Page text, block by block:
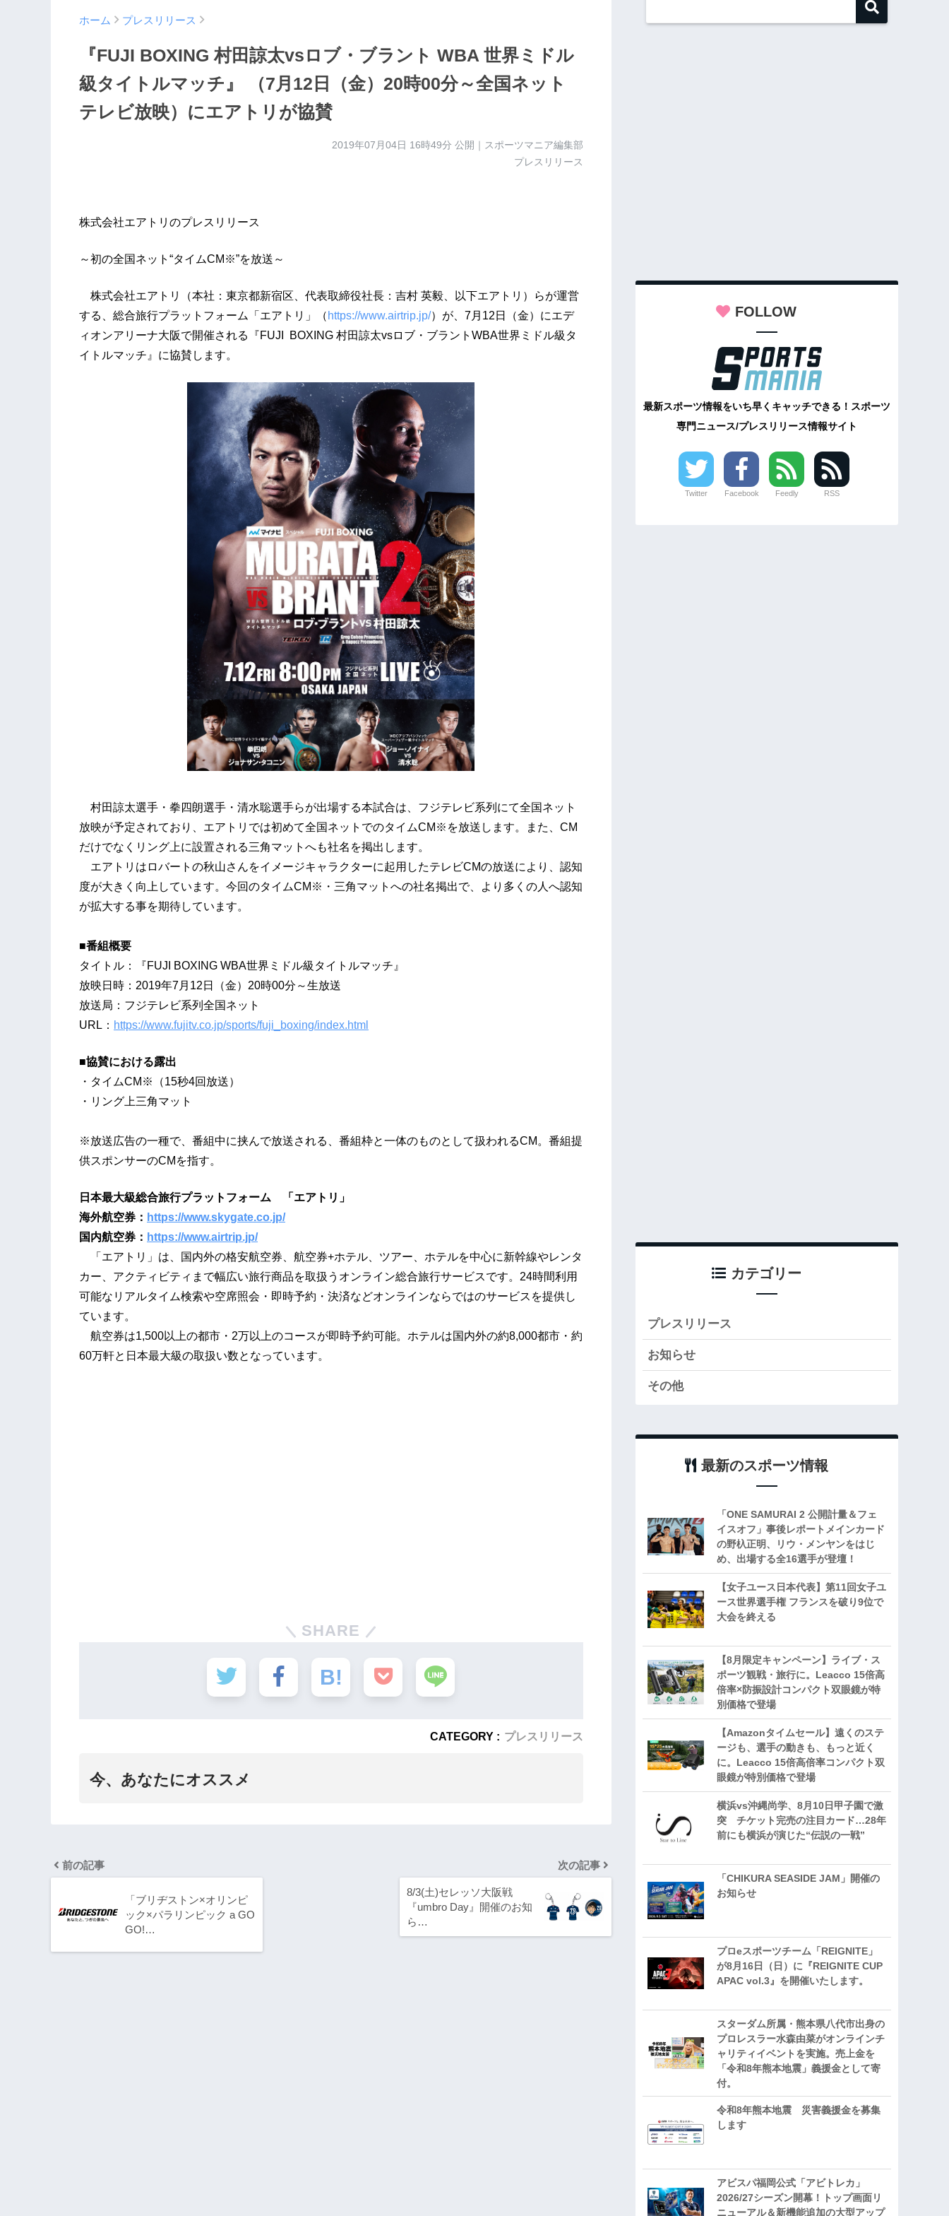
ホーム プレスリリース
『FUJI BOXING 村田諒太vsロブ・ブラント WBA 世界ミドル
級タイトルマッチ』 （7月12日（金）20時00分～全国ネット
テレビ放映）にエアトリが協賛
2019年07月04日 16時49分 公開｜スポーツマニア編集部
プレスリリース
株式会社エアトリのプレスリリース
～初の全国ネット“タイムCM※”を放送～
株式会社エアトリ（本社：東京都新宿区、代表取締役社長：吉村 英毅、以下エアトリ）らが運営
する、総合旅行プラットフォーム「エアトリ」（ https://www.airtrip.jp/）が、7月12日（金）にエデ
ィオンアリーナ大阪で開催される『FUJI BOXING 村田諒太vsロブ・ブラントWBA世界ミドル級タ
イトルマッチ』に協賛します。
村田諒太選手・拳四朗選手・清水聡選手らが出場する本試合は、フジテレビ系列にて全国ネット
放映が予定されており、エアトリでは初めて全国ネットでのタイムCM※を放送します。また、CM
だけでなくリング上に設置される三角マットへも社名を掲出します。
エアトリはロバートの秋山さんをイメージキャラクターに起用したテレビCMの放送により、認知
度が大きく向上しています。今回のタイムCM※・三角マットへの社名掲出で、より多くの人へ認知
が拡大する事を期待しています。
■番組概要
タイトル：『FUJI BOXING WBA世界ミドル級タイトルマッチ』
放映日時：2019年7月12日（金）20時00分～生放送
放送局：フジテレビ系列全国ネット
URL： https://www.fujitv.co.jp/sports/fuji_boxing/index.html
■協賛における露出
・タイムCM※（15秒4回放送）
・リング上三角マット
※放送広告の一種で、番組中に挟んで放送される、番組枠と一体のものとして扱われるCM。番組提
供スポンサーのCMを指す。
日本最大級総合旅行プラットフォーム 「エアトリ」
海外航空券： https://www.skygate.co.jp/
国内航空券： https://www.airtrip.jp/
「エアトリ」は、国内外の格安航空券、航空券+ホテル、ツアー、ホテルを中心に新幹線やレンタ
カー、アクティビティまで幅広い旅行商品を取扱うオンライン総合旅行サービスです。24時間利用
可能なリアルタイム検索や空席照会・即時予約・決済などオンラインならではのサービスを提供し
ています。
航空券は1,500以上の都市・2万以上のコースが即時予約可能。ホテルは国内外の約8,000都市・約
60万軒と日本最大級の取扱い数となっています。
SHARE
CATEGORY : プレスリリース
今、あなたにオススメ
前の記事
「ブリヂストン×オリンピ
ック×パラリンピック a GO
GO!…
次の記事
8/3(土)セレッソ大阪戦
『umbro Day』開催のお知
ら…
FOLLOW
最新スポーツ情報をいち早くキャッチできる！スポーツ
専門ニュース/プレスリリース情報サイト
Twitter Facebook Feedly RSS
カテゴリー
プレスリリース
お知らせ
その他
最新のスポーツ情報
「ONE SAMURAI 2 公開計量＆フェ
イスオフ」事後レポートメインカード
の野杁正明、リウ・メンヤンをはじ
め、出場する全16選手が登壇！
【女子ユース日本代表】第11回女子ユ
ース世界選手権 フランスを破り9位で
大会を終える
【8月限定キャンペーン】ライブ・ス
ポーツ観戦・旅行に。Leacco 15倍高
倍率×防振設計コンパクト双眼鏡が特
別価格で登場
【Amazonタイムセール】遠くのステ
ージも、選手の動きも、もっと近く
に。Leacco 15倍高倍率コンパクト双
眼鏡が特別価格で登場
横浜vs沖縄尚学、8月10日甲子園で激
突 チケット完売の注目カード…28年
前にも横浜が演じた“伝説の一戦”
「CHIKURA SEASIDE JAM」開催の
お知らせ
プロeスポーツチーム「REIGNITE」
が8月16日（日）に『REIGNITE CUP
APAC vol.3』を開催いたします。
スターダム所属・熊本県八代市出身の
プロレスラー水森由菜がオンラインチ
ャリティイベントを実施。売上金を
「令和8年熊本地震」義援金として寄
付。
令和8年熊本地震 災害義援金を募集
します
アビスパ福岡公式「アビトレカ」
2026/27シーズン開幕！トップ画面リ
ニューアル＆新機能追加の大型アップ